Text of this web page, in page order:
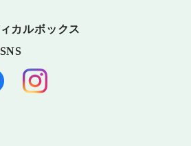
カルボックス